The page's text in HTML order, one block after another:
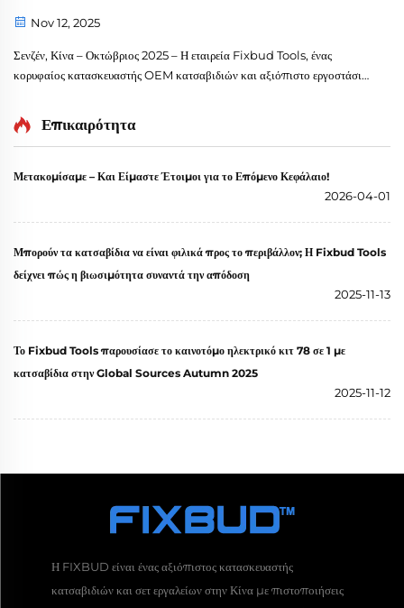
Nov 12, 2025
Σενζέν, Κίνα – Οκτώβριος 2025 – Η εταιρεία Fixbud Tools, ένας
κορυφαίος κατασκευαστής OEM κατσαβιδιών και αξιόπιστο εργοστάσιο
Ηλεκτρονικών Καταναλωτή Global Sources και στην Glo...
Επικαιρότητα
Μετακομίσαμε – Και Είμαστε Έτοιμοι για το Επόμενο Κεφάλαιο!
2026-04-01
Μπορούν τα κατσαβίδια να είναι φιλικά προς το περιβάλλον; Η Fixbud Tools
δείχνει πώς η βιωσιμότητα συναντά την απόδοση
2025-11-13
Το Fixbud Tools παρουσίασε το καινοτόμο ηλεκτρικό κιτ 78 σε 1 με
κατσαβίδια στην Global Sources Autumn 2025
2025-11-12
Η FIXBUD είναι ένας αξιόπιστος κατασκευαστής
κατσαβιδιών και σετ εργαλείων στην Κίνα με πιστοποιήσεις